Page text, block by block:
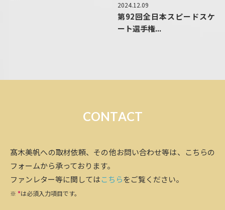
2024.12.09
第92回全日本スピードスケ
ート選手権...
CONTACT
髙木美帆への取材依頼、その他お問い合わせ等は、こちらの
フォームから承っております。
ファンレター等に関してはこちらをご覧ください。
※ *は必須入力項目です。